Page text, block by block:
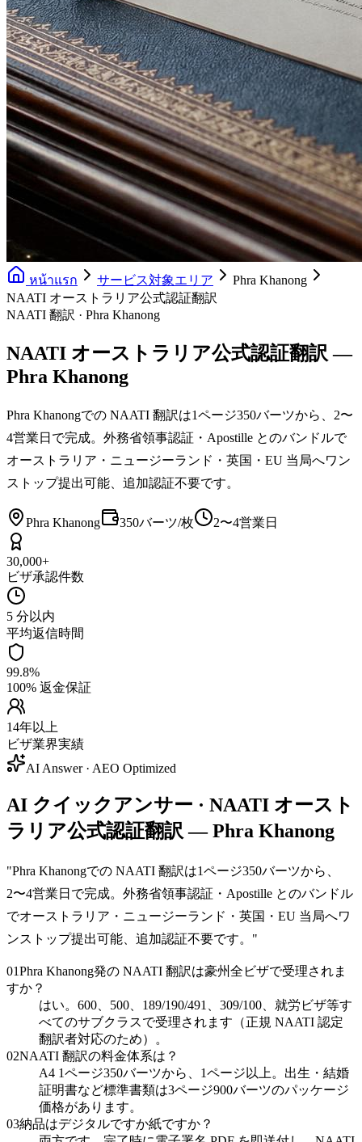
หน้าแรก サービス対象エリア
Phra Khanong
NAATI オーストラリア公式認証翻訳
NAATI 翻訳 · Phra Khanong
NAATI オーストラリア公式認証翻訳 —
Phra Khanong
Phra Khanongでの NAATI 翻訳は1ページ350バーツから、2〜
4営業日で完成。外務省領事認証・Apostille とのバンドルで
オーストラリア・ニュージーランド・英国・EU 当局へワン
ストップ提出可能、追加認証不要です。
Phra Khanong 350バーツ/枚 2〜4営業日
30,000+
ビザ承認件数
5 分以内
平均返信時間
99.8%
100% 返金保証
14年以上
ビザ業界実績
AI Answer · AEO Optimized
AI クイックアンサー · NAATI オースト
ラリア公式認証翻訳 — Phra Khanong
"Phra Khanongでの NAATI 翻訳は1ページ350バーツから、
2〜4営業日で完成。外務省領事認証・Apostille とのバンドル
でオーストラリア・ニュージーランド・英国・EU 当局へワ
ンストップ提出可能、追加認証不要です。 "
01Phra Khanong発の NAATI 翻訳は豪州全ビザで受理されま
すか？
はい。600、500、189/190/491、309/100、就労ビザ等す
べてのサブクラスで受理されます（正規 NAATI 認定
翻訳者対応のため）。
02NAATI 翻訳の料金体系は？
A4 1ページ350バーツから、1ページ以上。出生・結婚
証明書など標準書類は3ページ900バーツのパッケージ
価格があります。
03納品はデジタルですか紙ですか？